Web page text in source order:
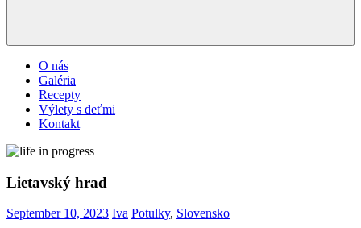
O nás
Galéria
Recepty
Výlety s deťmi
Kontakt
Lietavský hrad
September 10, 2023 Iva Potulky, Slovensko